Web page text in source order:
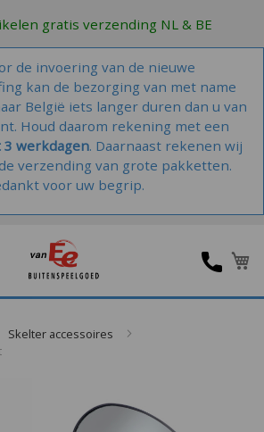
gratis verzending NL & BE
de invoering van de nieuwe
kan de bezorging van met name
België iets langer duren dan u van
Houd daarom rekening met een
3 werkdagen. Daarnaast rekenen wij
verzending van grote pakketten.
voor uw begrip.
Skelter accessoires